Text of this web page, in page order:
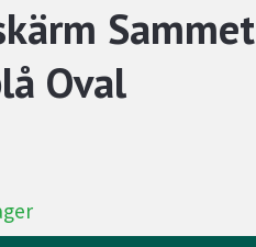
Sammet
Oval